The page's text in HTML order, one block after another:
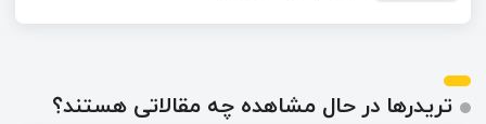
تریدرها در حال مشاهده چه مقالاتی هستند؟